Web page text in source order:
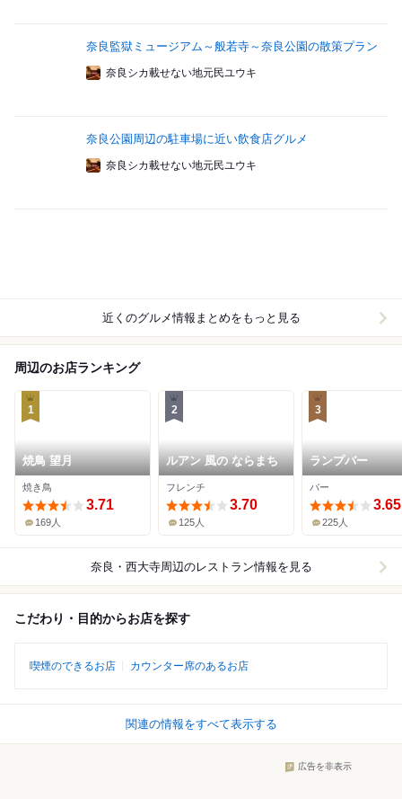
奈良監獄ミュージアム～般若寺～奈良公園の散策プラン
奈良シカ載せない地元民ユウキ
奈良公園周辺の駐車場に近い飲食店グルメ
奈良シカ載せない地元民ユウキ
近くのグルメ情報まとめをもっと見る
周辺のお店ランキング
1
焼鳥 望月
焼き鳥
3.71
169人
2
ルアン 風の ならまち
フレンチ
3.70
125人
3
ランプバー
バー
3.65
225人
奈良・西大寺周辺のレストラン情報を見る
こだわり・目的からお店を探す
喫煙のできるお店 カウンター席のあるお店
関連の情報をすべて表示する
広告を非表示